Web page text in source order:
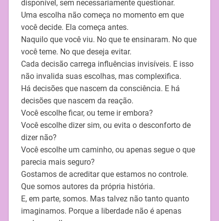
disponível, sem necessariamente questionar.
Uma escolha não começa no momento em que
você decide. Ela começa antes.
Naquilo que você viu. No que te ensinaram. No que
você teme. No que deseja evitar.
Cada decisão carrega influências invisíveis. E isso
não invalida suas escolhas, mas complexifica.
Há decisões que nascem da consciência. E há
decisões que nascem da reação.
Você escolhe ficar, ou teme ir embora?
Você escolhe dizer sim, ou evita o desconforto de
dizer não?
Você escolhe um caminho, ou apenas segue o que
parecia mais seguro?
Gostamos de acreditar que estamos no controle.
Que somos autores da própria história.
E, em parte, somos. Mas talvez não tanto quanto
imaginamos. Porque a liberdade não é apenas